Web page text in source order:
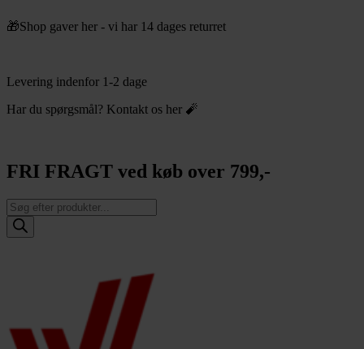
til
🎁Shop gaver her - vi har 14 dages returret
Levering indenfor 1-2 dage
Har du spørgsmål? Kontakt os her 🧨
FRI FRAGT ved køb over 799,-
Products
search